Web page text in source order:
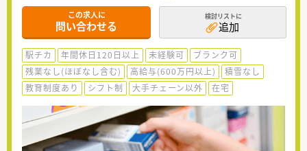
この求人に
問い合わせる
検討リストに
追加
駅チカ 年間休日120日以上 未経験可
ブランク可
残業なし(ほぼなし含む)
高給与(600万円以上)
積雪なし
教育制度あり
シフト制 大手チェーン以外 在宅